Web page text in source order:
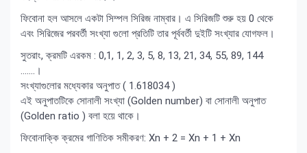
ফিবোনা হল আসলে একটা সিম্পল সিরিজ নাম্বার। এ সিরিজটি শুরু হয় 0 থেকে
এবং সিরিজের পরবর্তী সংখ্যা গুলো প্রতিটি তার পূর্ববর্তী দুইটি সংখ্যার যোগফল।
সুতরাং, ক্রমটি এরকম : 0,1, 1, 2, 3, 5, 8, 13, 21, 34, 55, 89, 144
…….।
সংখ্যাগুলোর মধ্যেকার অনুপাত ( 1.618034 )
এই অনুপাতটিকে সোনালী সংখ্যা (Golden number) বা সোনালী অনুপাত
(Golden ratio ) বলা হয়ে থাকে।
ফিবোনাক্কি ক্রমের গাণিতিক সমীকরণ: Xn + 2 = Xn + 1 + Xn